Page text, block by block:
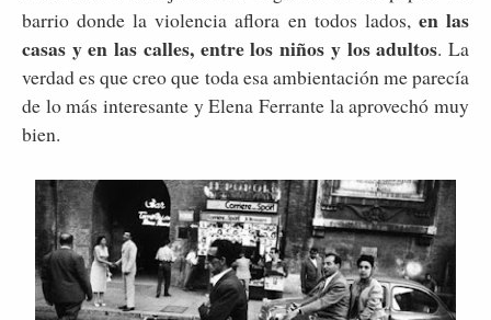
barrio donde la violencia aflora en todos lados,en las
casas y en las calles, entre los niños y los adultos. La
verdad es que creo que toda esa ambientación me parecía
de lo más interesante y Elena Ferrante la aprovechó muy
bien.